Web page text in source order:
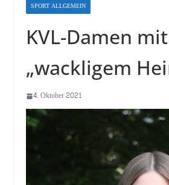
SPORT ALLGEMEIN
KVL-Damen mit
„wackligem
4. Oktober 2021